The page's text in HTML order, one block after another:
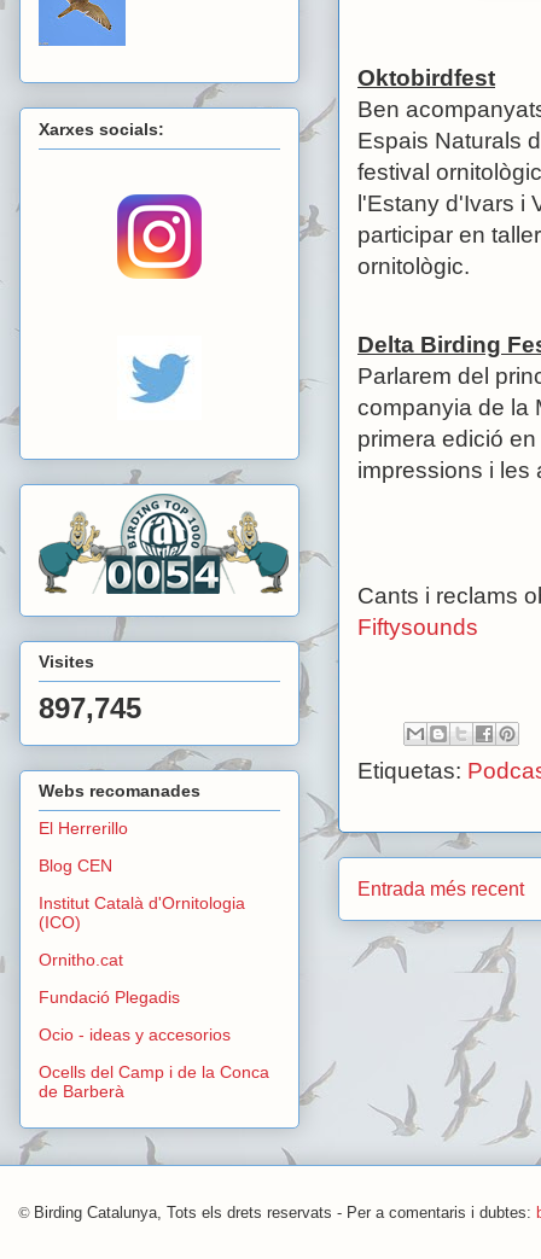
Oktobirdfest
Ben
Espais Naturals
festival
l'Estany d'Ivars i
participar en
ornitològic.
Delta Birding
Parlarem del
companyia de la
primera edició
impressions i les
Cants i reclams
Fiftysounds
Etiquetas:
Entrada més recent
Xarxes socials:
Visites
897,745
Webs recomanades
El Herrerillo
Blog CEN
Institut Català d'Ornitologia
(ICO)
Ornitho.cat
Fundació Plegadis
Ocio - ideas y accesorios
Ocells del Camp i de la Conca
de Barberà
© Birding Catalunya, Tots els drets reservats - Per a comentaris i dubtes: